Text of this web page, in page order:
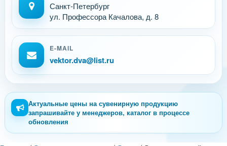
Санкт-Петербург
ул. Профессора Качалова, д. 8
E-MAIL
vektor.dva@list.ru
Актуальные цены на сувенирную продукцию
запрашивайте у менеджеров, каталог в процессе
обновления